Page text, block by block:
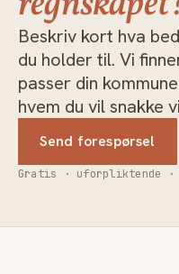
Beskriv kort hva
du holder til. Vi
passer din
hvem du vil snakke
Send forespørsel
Gratis · uforpliktende ·